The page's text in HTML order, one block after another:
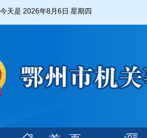
今天是 2026年8月6日 星期四